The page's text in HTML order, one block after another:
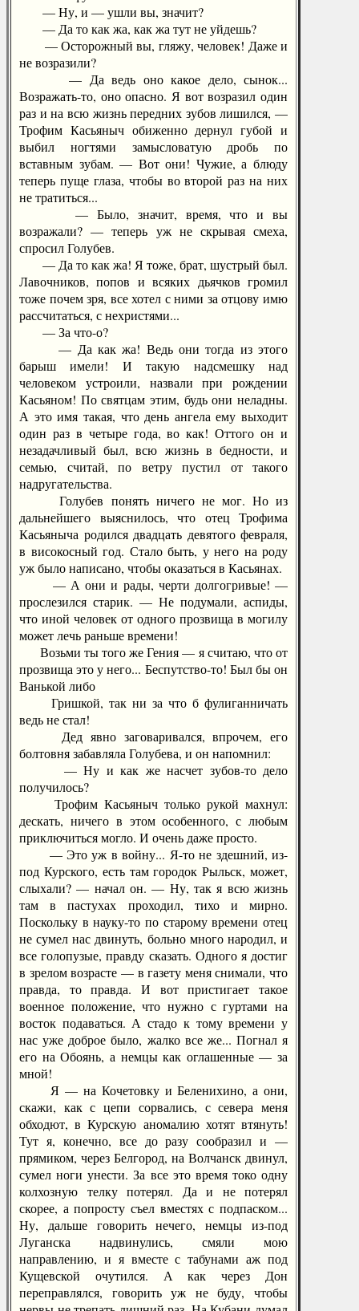
— Ну, и — ушли вы, значит?
— Да то как жа, как жа тут не уйдешь?
— Осторожный вы, гляжу, человек! Даже и
не возразили?
— Да ведь оно какое дело, сынок...
Возражать-то, оно опасно. Я вот возразил один
раз и на всю жизнь передних зубов лишился, —
Трофим Касьяныч обиженно дернул губой и
выбил ногтями замысловатую дробь по
вставным зубам. — Вот они! Чужие, а блюду
теперь пуще глаза, чтобы во второй раз на них
не тратиться...
— Было, значит, время, что и вы
возражали? — теперь уж не скрывая смеха,
спросил Голубев.
— Да то как жа! Я тоже, брат, шустрый был.
Лавочников, попов и всяких дьячков громил
тоже почем зря, все хотел с ними за отцову имю
рассчитаться, с нехристями...
— За что-о?
— Да как жа! Ведь они тогда из этого
барыш имели! И такую надсмешку над
человеком устроили, назвали при рождении
Касьяном! По святцам этим, будь они неладны.
А это имя такая, что день ангела ему выходит
один раз в четыре года, во как! Оттого он и
незадачливый был, всю жизнь в бедности, и
семью, считай, по ветру пустил от такого
надругательства.
Голубев понять ничего не мог. Но из
дальнейшего выяснилось, что отец Трофима
Касьяныча родился двадцать девятого февраля,
в високосный год. Стало быть, у него на роду
уж было написано, чтобы оказаться в Касьянах.
— А они и рады, черти долгогривые! —
прослезился старик. — Не подумали, аспиды,
что иной человек от одного прозвища в могилу
может лечь раньше времени!
Возьми ты того же Гения — я считаю, что от
прозвища это у него... Беспутство-то! Был бы он
Ванькой либо
Гришкой, так ни за что б фулиганничать
ведь не стал!
Дед явно заговаривался, впрочем, его
болтовня забавляла Голубева, и он напомнил:
— Ну и как же насчет зубов-то дело
получилось?
Трофим Касьяныч только рукой махнул:
дескать, ничего в этом особенного, с любым
приключиться могло. И очень даже просто.
— Это уж в войну... Я-то не здешний, из-
под Курского, есть там городок Рыльск, может,
слыхали? — начал он. — Ну, так я всю жизнь
там в пастухах проходил, тихо и мирно.
Поскольку в науку-то по старому времени отец
не сумел нас двинуть, больно много народил, и
все голопузые, правду сказать. Одного я достиг
в зрелом возрасте — в газету меня снимали, что
правда, то правда. И вот пристигает такое
военное положение, что нужно с гуртами на
восток подаваться. А стадо к тому времени у
нас уже доброе было, жалко все же... Погнал я
его на Обоянь, а немцы как оглашенные — за
мной!
Я — на Кочетовку и Беленихино, а они,
скажи, как с цепи сорвались, с севера меня
обходют, в Курскую аномалию хотят втянуть!
Тут я, конечно, все до разу сообразил и —
прямиком, через Белгород, на Волчанск двинул,
сумел ноги унести. За все это время токо одну
колхозную телку потерял. Да и не потерял
скорее, а попросту съел вместях с подпаском...
Ну, дальше говорить нечего, немцы из-под
Луганска надвинулись, смяли мою
направлению, и я вместе с табунами аж под
Кущевской очутился. А как через Дон
переправлялся, говорить уж не буду, чтобы